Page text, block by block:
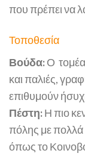
που πρέπει να
Τοποθεσία
Βούδα:Ο
και παλιές,
επιθυμούν
Πέστη:Η πιο
πόλης με πολλά
όπως το